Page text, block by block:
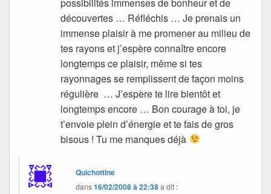
découvertes … Réfléchis … Je prenais un
immense plaisir à me promener au milieu de
tes rayons et j’espère connaître encore
longtemps ce plaisir, même si tes
rayonnages se remplissent de façon moins
régulière … J’espère te lire bientôt et
longtemps encore … Bon courage à toi, je
t’envoie plein d’énergie et te fais de gros
bisous ! Tu me manques déjà
Quichottine
dans16/02/2008 à 22:38a dit :